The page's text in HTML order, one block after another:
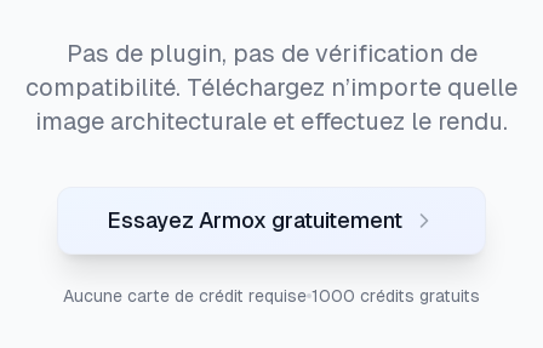
Pas de plugin, pas de vérification de
compatibilité. Téléchargez n’importe quelle
image architecturale et effectuez le rendu.
Essayez Armox gratuitement
Aucune carte de crédit requise 1000 crédits gratuits